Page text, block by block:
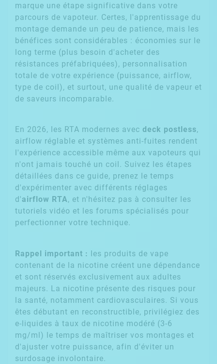
marque une étape significative dans votre
parcours de vapoteur. Certes, l'apprentissage du
montage demande un peu de patience, mais les
bénéfices sont considérables : économies sur le
long terme (plus besoin d'acheter des
résistances préfabriquées), personnalisation
totale de votre expérience (puissance, airflow,
type de coil), et surtout, une qualité de vapeur et
de saveurs incomparable.
En 2026, les RTA modernes avec deck postless,
airflow réglable et systèmes anti-fuites rendent
l'expérience accessible même aux vapoteurs qui
n'ont jamais touché un coil. Suivez les étapes
détaillées dans ce guide, prenez le temps
d'expérimenter avec différents réglages
d'airflow RTA, et n'hésitez pas à consulter les
tutoriels vidéo et les forums spécialisés pour
perfectionner votre technique.
Rappel important : les produits de vape
contenant de la nicotine créent une dépendance
et sont réservés exclusivement aux adultes
majeurs. La nicotine présente des risques pour
la santé, notamment cardiovasculaires. Si vous
êtes débutant en reconstructible, privilégiez des
e-liquides à taux de nicotine modéré (3-6
mg/ml) le temps de maîtriser vos montages et
d'ajuster votre puissance, afin d'éviter un
surdosage involontaire.